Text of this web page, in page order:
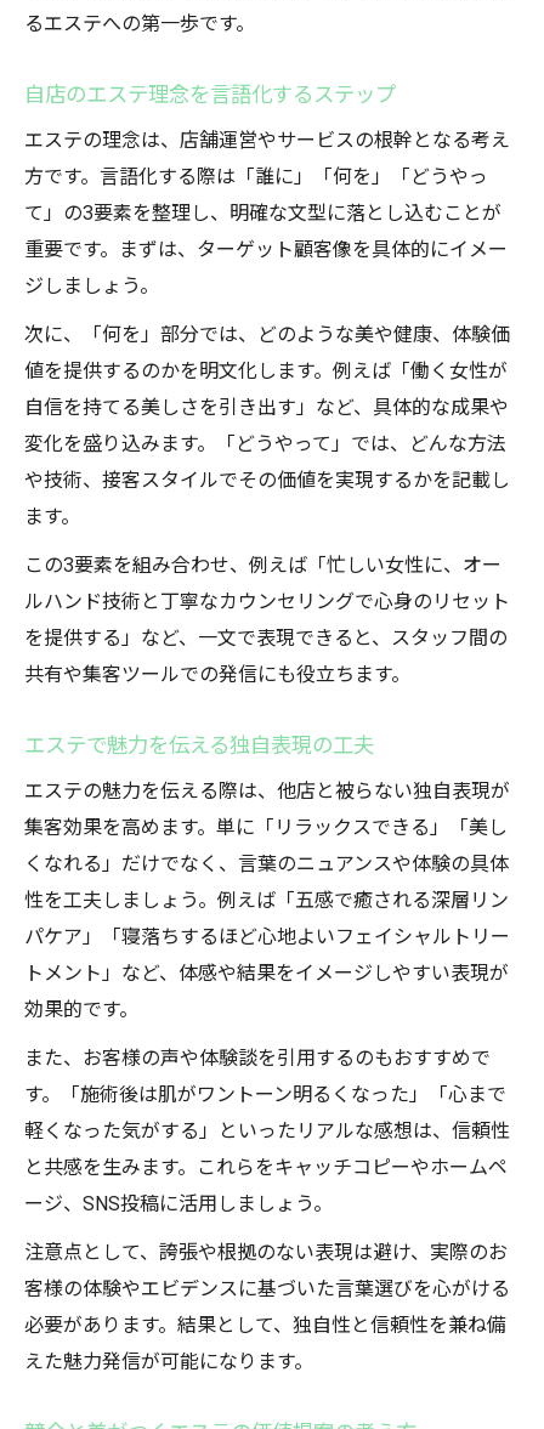
来店シーンを想起させるエステの言葉づか
エステの魅力を引き出す表現パターンとは
実務で役立つエステの表現例を紹介
エステコンセプトを伝えるキャッチの工夫
３要素を意識したエステの事例紹介
エステの『誰に』を明確化する文型例
『何を』伝えるエステの強み表現の実例
『どうやって』実現する独自サービス紹介
３要素を組み合わせたエステ事例の解説
現場で活かせるエステのコンセプト構築例
エステ集客に効く言葉の選び方と工夫
店舗の魅力を最大化するエステの伝え方
リブランディング時のエステ言葉整理術
るエステへの第一歩です。
自店のエステ理念を言語化するステップ
エステの理念は、店舗運営やサービスの根幹となる考え
方です。言語化する際は「誰に」「何を」「どうやっ
て」の3要素を整理し、明確な文型に落とし込むことが
重要です。まずは、ターゲット顧客像を具体的にイメー
ジしましょう。
次に、「何を」部分では、どのような美や健康、体験価
値を提供するのかを明文化します。例えば「働く女性が
自信を持てる美しさを引き出す」など、具体的な成果や
変化を盛り込みます。「どうやって」では、どんな方法
や技術、接客スタイルでその価値を実現するかを記載し
ます。
この3要素を組み合わせ、例えば「忙しい女性に、オー
ルハンド技術と丁寧なカウンセリングで心身のリセット
を提供する」など、一文で表現できると、スタッフ間の
共有や集客ツールでの発信にも役立ちます。
エステで魅力を伝える独自表現の工夫
エステの魅力を伝える際は、他店と被らない独自表現が
集客効果を高めます。単に「リラックスできる」「美し
くなれる」だけでなく、言葉のニュアンスや体験の具体
性を工夫しましょう。例えば「五感で癒される深層リン
パケア」「寝落ちするほど心地よいフェイシャルトリー
トメント」など、体感や結果をイメージしやすい表現が
効果的です。
また、お客様の声や体験談を引用するのもおすすめで
す。「施術後は肌がワントーン明るくなった」「心まで
軽くなった気がする」といったリアルな感想は、信頼性
と共感を生みます。これらをキャッチコピーやホームペ
ージ、SNS投稿に活用しましょう。
注意点として、誇張や根拠のない表現は避け、実際のお
客様の体験やエビデンスに基づいた言葉選びを心がける
必要があります。結果として、独自性と信頼性を兼ね備
えた魅力発信が可能になります。